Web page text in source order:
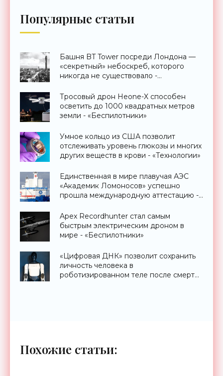
Популярные статьи
Башня BT Tower посреди Лондона —
«секретный» небоскреб, которого
никогда не существовало -
Тросовый дрон Heone-X способен
осветить до 1000 квадратных метров
земли - «Беспилотники»
Умное кольцо из США позволит
отслеживать уровень глюкозы и многих
других веществ в крови - «Технологии»
Единственная в мире плавучая АЭС
«Академик Ломоносов» успешно
прошла международную аттестацию -
Apex Recordhunter стал самым
быстрым электрическим дроном в
мире - «Беспилотники»
«Цифровая ДНК» позволит сохранить
личность человека в
роботизированном теле после смерти
Похожие статьи: